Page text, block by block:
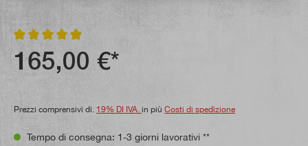
Valutazione media di 4.9 su 5 stelle
165,00 €*
Prezzi comprensivi di. 19% DI IVA. in più Costi di spedizione
Tempo di consegna: 1-3 giorni lavorativi **